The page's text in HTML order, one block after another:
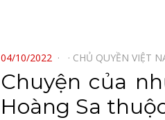
POSTED
ON
04/10/2022 CHỦ QUYỀN VIỆT
Chuyện của
Hoàng Sa